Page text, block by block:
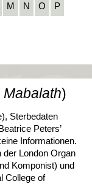
M N O P
Mabalath)
Sterbedaten
Peters’
Informationen.
der London Organ
Komponist) und
College of